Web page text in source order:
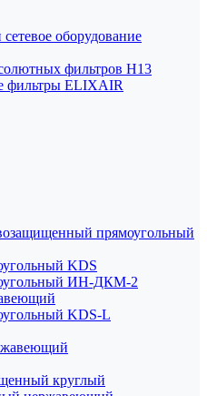
оборудование
фильтров H13
фильтры ELIXAIR
прямоугольный
KDS
ИН-ДКМ-2
KDS-L
круглый